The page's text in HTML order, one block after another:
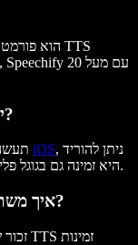
יש אפליקציה שמקריאה טקסט מהספרים?
iOS, ניתן להוריד
. היא זמינה גם בגוגל פליי ובהרחבת כרום.
איך משתמשים בטקסט לדיבור בספרים דיגיטליים?